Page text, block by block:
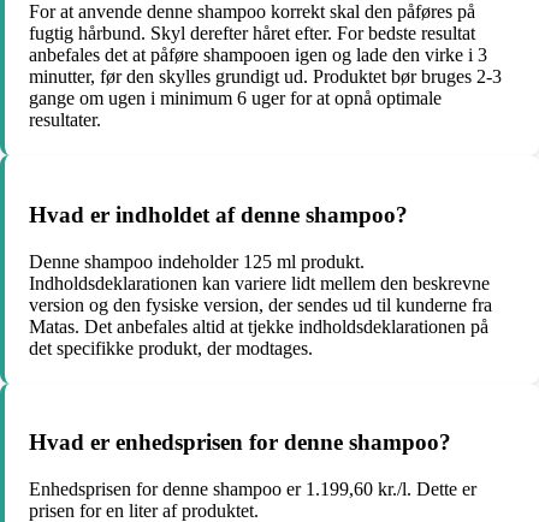
For at anvende denne shampoo korrekt skal den påføres på
fugtig hårbund. Skyl derefter håret efter. For bedste resultat
anbefales det at påføre shampooen igen og lade den virke i 3
minutter, før den skylles grundigt ud. Produktet bør bruges 2-3
gange om ugen i minimum 6 uger for at opnå optimale
resultater.
Hvad er indholdet af denne shampoo?
Denne shampoo indeholder 125 ml produkt.
Indholdsdeklarationen kan variere lidt mellem den beskrevne
version og den fysiske version, der sendes ud til kunderne fra
Matas. Det anbefales altid at tjekke indholdsdeklarationen på
det specifikke produkt, der modtages.
Hvad er enhedsprisen for denne shampoo?
Enhedsprisen for denne shampoo er 1.199,60 kr./l. Dette er
prisen for en liter af produktet.